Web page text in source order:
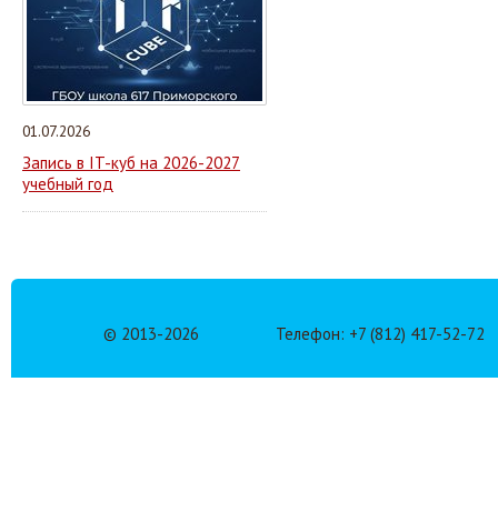
01.07.2026
Запись в IT-куб на 2026-2027
учебный год
© 2013-2026 Телефон: +7 (812) 417-52-72